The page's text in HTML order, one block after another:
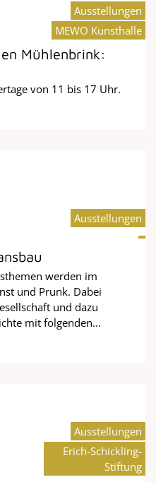
Mühlenbrink:
von 11 bis 17 Uhr.
Ausstellungen
MEWO Kunsthalle
werden im
und Prunk. Dabei
und dazu
mit folgenden...
Ausstellungen
Ausstellungen
Erich-Schickling-
Stiftung